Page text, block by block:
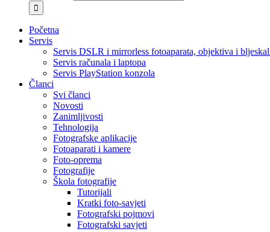
Početna
Servis
Servis DSLR i mirrorless fotoaparata, objektiva i
Servis računala i laptopa
Servis PlayStation konzola
Članci
Svi članci
Novosti
Zanimljivosti
Tehnologija
Fotografske aplikacije
Fotoaparati i kamere
Foto-oprema
Fotografije
Škola fotografije
Tutorijali
Kratki foto-savjeti
Fotografski pojmovi
Fotografski savjeti